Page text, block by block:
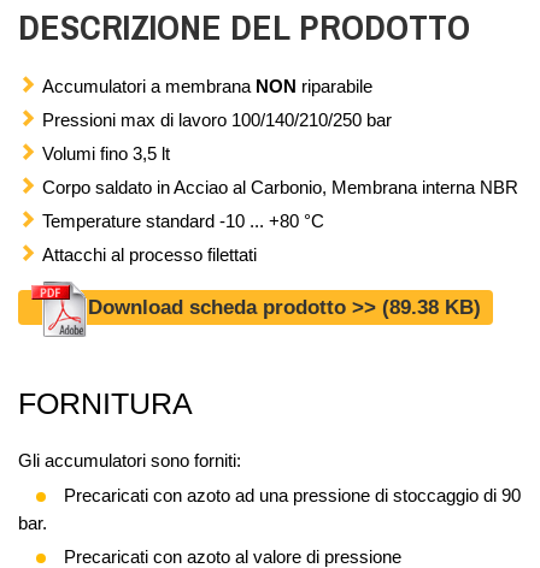
DESCRIZIONE DEL PRODOTTO
Accumulatori a membrana NON riparabile
Pressioni max di lavoro 100/140/210/250 bar
Volumi fino 3,5 lt
Corpo saldato in Acciao al Carbonio, Membrana interna NBR
Temperature standard -10 ... +80 °C
Attacchi al processo filettati
Download scheda prodotto >> (89.38 KB)
FORNITURA
Gli accumulatori sono forniti:
Precaricati con azoto ad una pressione di stoccaggio di 90
bar.
Precaricati con azoto al valore di pressione